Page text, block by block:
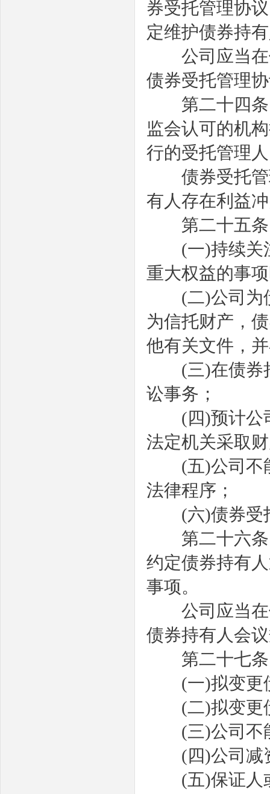
券受托管理协
定维护债券持
公司应当在
债券受托管理
第二十四条
监会认可的机
行的受托管理
债券受托管
有人存在利益
第二十五条
(一)持续关
重大权益的事
(二)公司为
为信托财产，
他有关文件，
(三)在债券
讼事务；
(四)预计公
法定机关采取
(五)公司不
法律程序；
(六)债券受
第二十六条
约定债券持有
事项。
公司应当在
债券持有人会
第二十七条
(一)拟变更
(二)拟变更
(三)公司不
(四)公司减
(五)保证人